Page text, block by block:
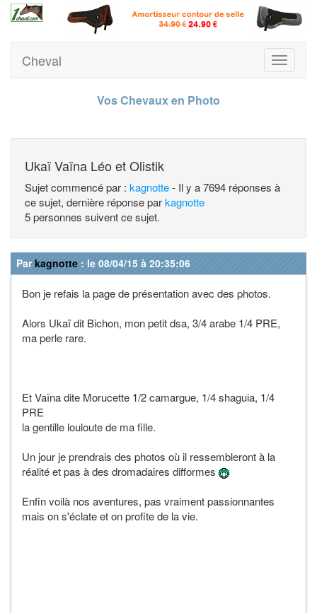
Toggle
Cheval
Vos Chevaux en Photo
Ukaï Vaïna Léo et Olistik
Sujet commencé par : kagnotte- Il y a 7694 réponses à
ce sujet, dernière réponse parkagnotte
5 personnes suivent ce sujet.
Parkagnotte : le 08/04/15 à 20:35:06
Bon je refais la page de présentation avec des photos.
Alors Ukaï dit Bichon, mon petit dsa, 3/4 arabe 1/4 PRE,
ma perle rare.
Et Vaïna dite Morucette 1/2 camargue, 1/4 shaguia, 1/4
PRE
la gentille louloute de ma fille.
Un jour je prendrais des photos où il ressembleront à la
réalité et pas à des dromadaires difformes
Enfin voilà nos aventures, pas vraiment passionnantes
mais on s'éclate et on profite de la vie.